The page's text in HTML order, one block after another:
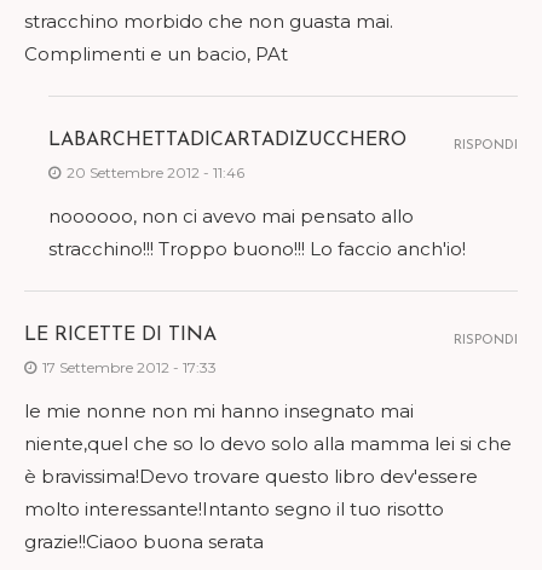
stracchino morbido che non guasta mai.
Complimenti e un bacio, PAt
LABARCHETTADICARTADIZUCCHERO
20 Settembre 2012 - 11:46
noooooo, non ci avevo mai pensato allo
stracchino!!! Troppo buono!!! Lo faccio anch'io!
RISPONDI
LE RICETTE DI TINA
17 Settembre 2012 - 17:33
le mie nonne non mi hanno insegnato mai
niente,quel che so lo devo solo alla mamma lei si che
è bravissima!Devo trovare questo libro dev'essere
molto interessante!Intanto segno il tuo risotto
grazie!!Ciaoo buona serata
RISPONDI